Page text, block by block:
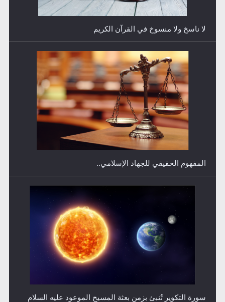
فتوى أمير المؤمنين الميرزا مسرور أحمد أيده الله في أطفال
الأنابيب وتحديد جنس المولود..
المفهوم الحقيقي للجهاد الإسلامي..
سورة التكوير تُنبئ بزمن بعثة المسيح الموعود عليه السلام